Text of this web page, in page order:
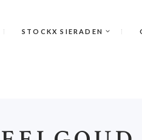
STOCKX SIERADEN